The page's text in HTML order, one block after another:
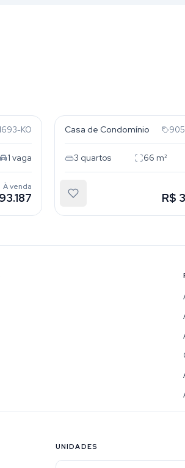
KO
1 vaga
À venda
Casa de Condomínio
3 quartos 66 m²
R$
UNIDADES